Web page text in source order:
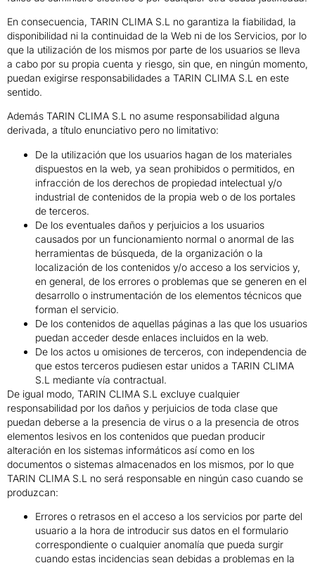
En consecuencia, TARIN CLIMA S.L no garantiza la fiabilidad, la
disponibilidad ni la continuidad de la Web ni de los Servicios, por lo
que la utilización de los mismos por parte de los usuarios se lleva
a cabo por su propia cuenta y riesgo, sin que, en ningún momento,
puedan exigirse responsabilidades a TARIN CLIMA S.L en este
sentido.
Además TARIN CLIMA S.L no asume responsabilidad alguna
derivada, a título enunciativo pero no limitativo:
De la utilización que los usuarios hagan de los materiales
dispuestos en la web, ya sean prohibidos o permitidos, en
infracción de los derechos de propiedad intelectual y/o
industrial de contenidos de la propia web o de los portales
de terceros.
De los eventuales daños y perjuicios a los usuarios
causados por un funcionamiento normal o anormal de las
herramientas de búsqueda, de la organización o la
localización de los contenidos y/o acceso a los servicios y,
en general, de los errores o problemas que se generen en el
desarrollo o instrumentación de los elementos técnicos que
forman el servicio.
De los contenidos de aquellas páginas a las que los usuarios
puedan acceder desde enlaces incluidos en la web.
De los actos u omisiones de terceros, con independencia de
que estos terceros pudiesen estar unidos a TARIN CLIMA
S.L mediante vía contractual.
De igual modo, TARIN CLIMA S.L excluye cualquier
responsabilidad por los daños y perjuicios de toda clase que
puedan deberse a la presencia de virus o a la presencia de otros
elementos lesivos en los contenidos que puedan producir
alteración en los sistemas informáticos así como en los
documentos o sistemas almacenados en los mismos, por lo que
TARIN CLIMA S.L no será responsable en ningún caso cuando se
produzcan:
Errores o retrasos en el acceso a los servicios por parte del
usuario a la hora de introducir sus datos en el formulario
correspondiente o cualquier anomalía que pueda surgir
cuando estas incidencias sean debidas a problemas en la